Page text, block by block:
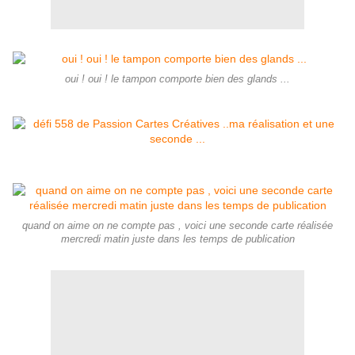
oui ! oui ! le tampon comporte bien des glands ...
quand on aime on ne compte pas , voici une seconde carte réalisée
mercredi matin juste dans les temps de publication